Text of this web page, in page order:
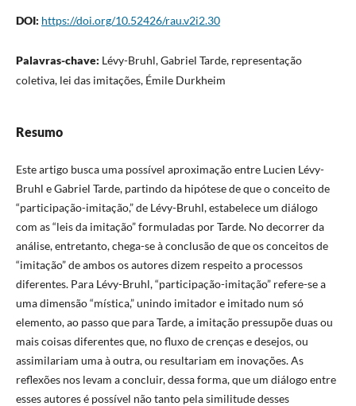
DOI: https://doi.org/10.52426/rau.v2i2.30
Palavras-chave: Lévy-Bruhl, Gabriel Tarde, representação
coletiva, lei das imitações, Émile Durkheim
Resumo
Este artigo busca uma possível aproximação entre Lucien Lévy-
Bruhl e Gabriel Tarde, partindo da hipótese de que o conceito de
“participação-imitação,” de Lévy-Bruhl, estabelece um diálogo
com as “leis da imitação” formuladas por Tarde. No decorrer da
análise, entretanto, chega-se à conclusão de que os conceitos de
“imitação” de ambos os autores dizem respeito a processos
diferentes. Para Lévy-Bruhl, “participação-imitação” refere-se a
uma dimensão “mística,” unindo imitador e imitado num só
elemento, ao passo que para Tarde, a imitação pressupõe duas ou
mais coisas diferentes que, no fluxo de crenças e desejos, ou
assimilariam uma à outra, ou resultariam em inovações. As
reflexões nos levam a concluir, dessa forma, que um diálogo entre
esses autores é possível não tanto pela similitude desses